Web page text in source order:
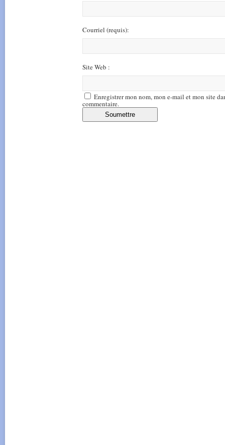
Courriel (requis):
Site Web :
Enregistrer mon nom, mon e-mail et mon site
commentaire.